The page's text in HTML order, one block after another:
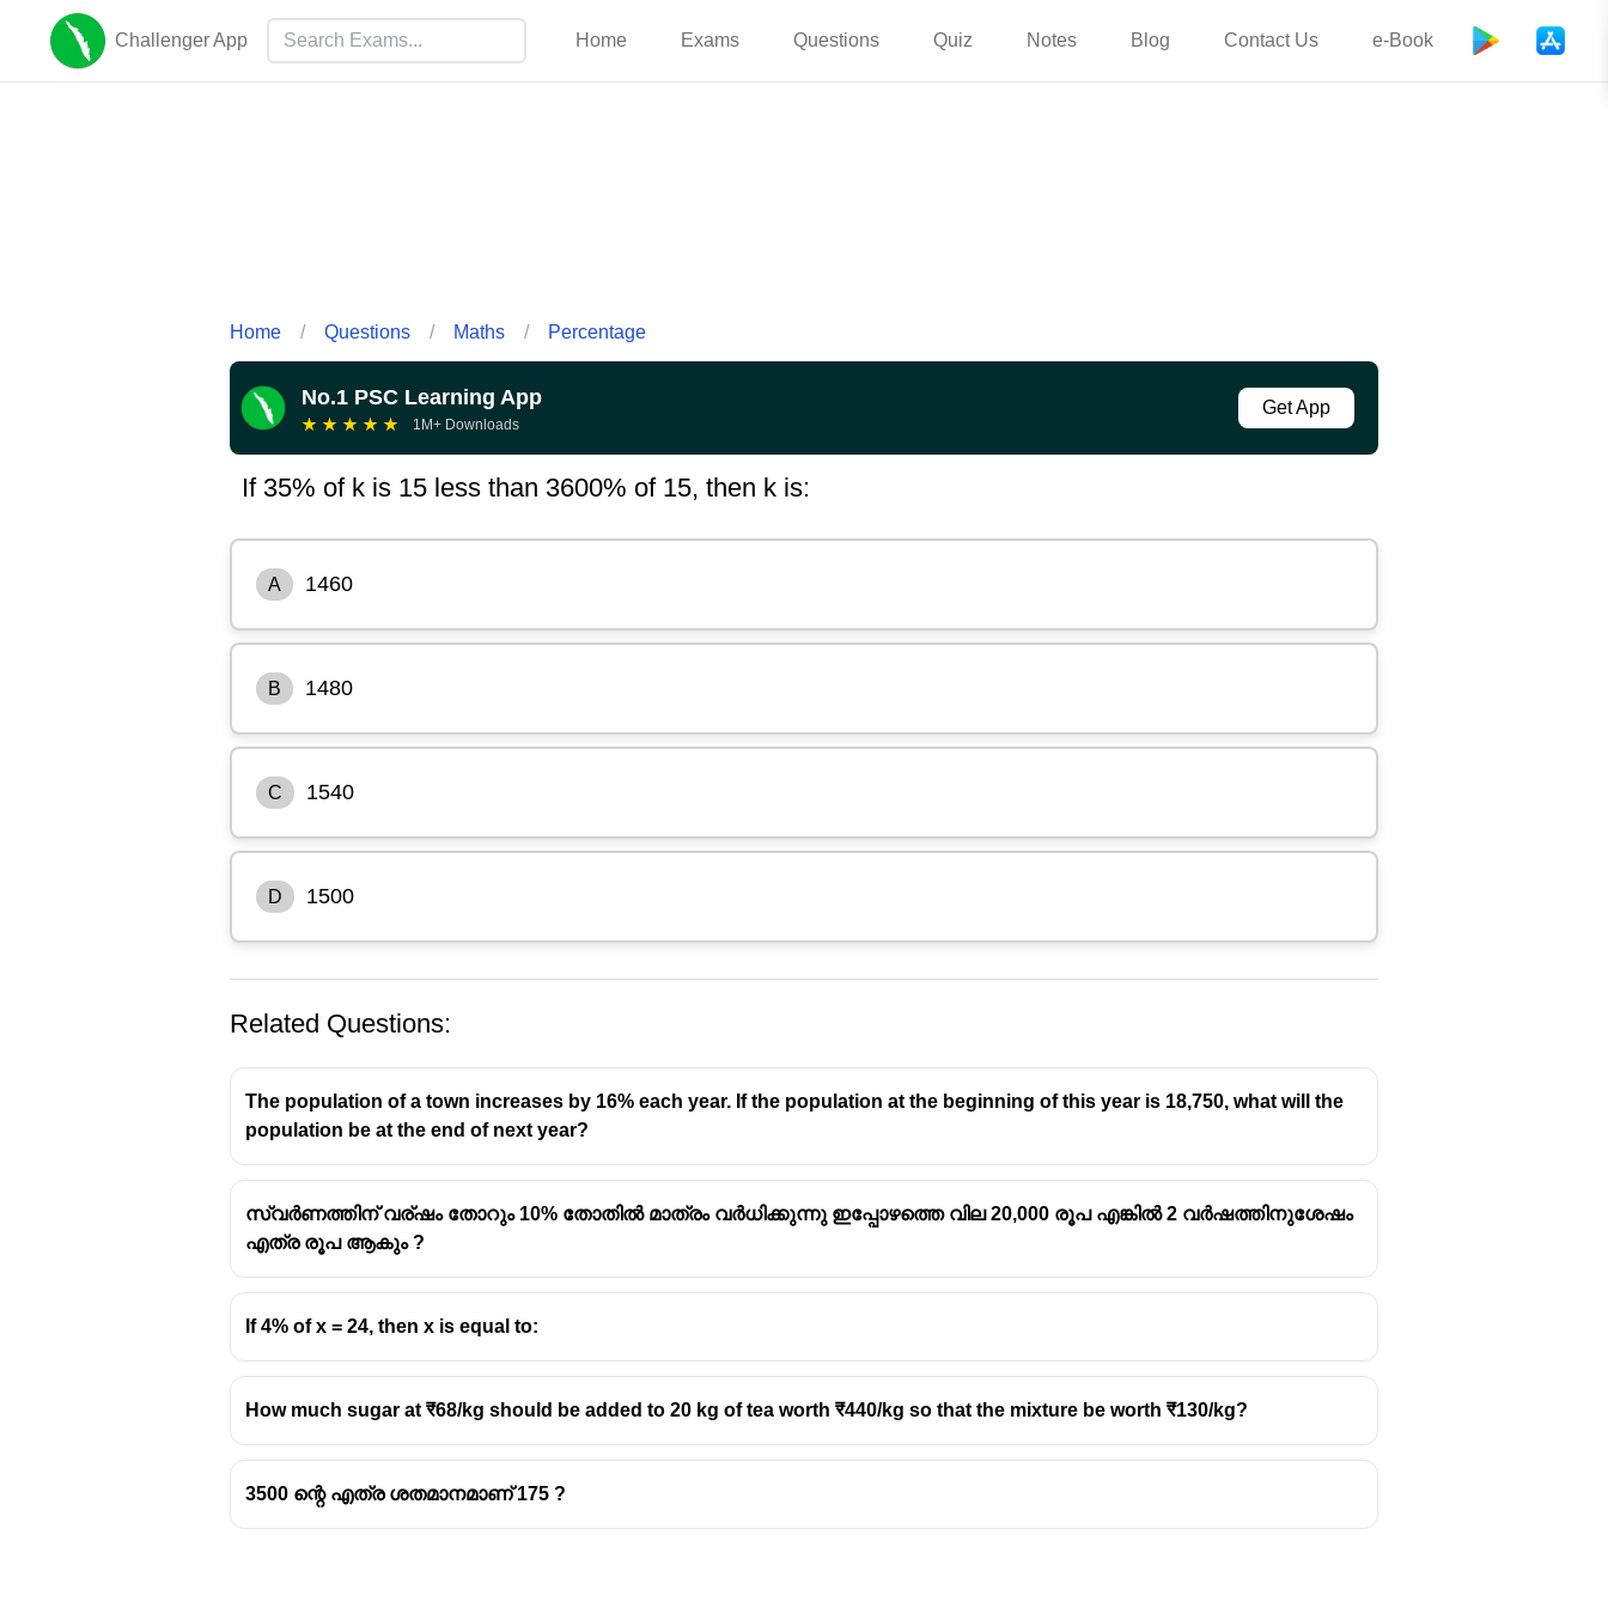
Challenger App Home Exams Questions Quiz Notes Blog Contact Us e-Book
Home / Questions / Maths / Percentage
No.1 PSC Learning App
★ ★ ★ ★ ★ 1M+ Downloads
Get App
If 35% of k is 15 less than 3600% of 15, then k is:
A 1460
B 1480
C 1540
D 1500
Related Questions:
The population of a town increases by 16% each year. If the population at the beginning of this year is 18,750, what will the
population be at the end of next year?
സ്വർണത്തിന് വര്ഷം തോറും 10% തോതിൽ മാത്രം വർധിക്കുന്നു ഇപ്പോഴത്തെ വില 20,000 രൂപ എങ്കിൽ 2 വർഷത്തിനുശേഷം
എത്ര രൂപ ആകും ?
If 4% of x = 24, then x is equal to:
How much sugar at ₹68/kg should be added to 20 kg of tea worth ₹440/kg so that the mixture be worth ₹130/kg?
3500 ന്റെ എത്ര ശതമാനമാണ് 175 ?